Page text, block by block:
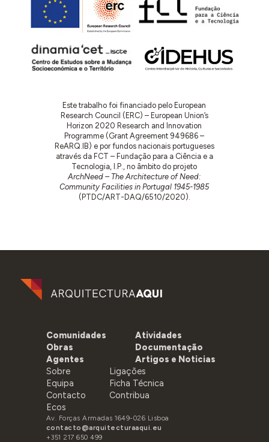
Este trabalho foi financiado pelo European
Research Council (ERC) – European Union’s
Horizon 2020 Research and Innovation
Programme (Grant Agreement 949686 –
ReARQ.IB) e por fundos nacionais portugueses
através da FCT – Fundação para a Ciência e a
Tecnologia, I.P., no âmbito do projeto
ArchNeed – The Architecture of Need:
Community Facilities in Portugal 1945-1985
(PTDC/ART-DAQ/6510/2020).
Comunidades
Obras
Agentes
Atividades
Documentação
Artigos e Noticias
Sobre
Equipa
Contacto
Ecos
Ligações
Ficha Técnica
Contribua
Av. Forças Armadas 1649-026 Lisboa
contacto@arquitecturaaqui.eu
+351 217 650 499